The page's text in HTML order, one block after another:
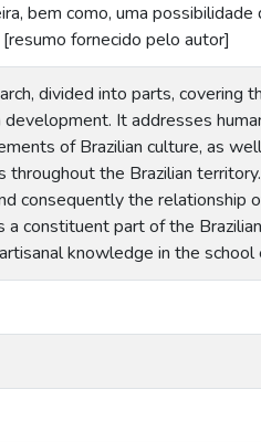
bem como, uma
fornecido pelo autor]
divided into parts, covering
It addresses
of Brazilian culture, as
throughout the Brazilian
consequently the relationship
a constituent part of the
knowledge in the